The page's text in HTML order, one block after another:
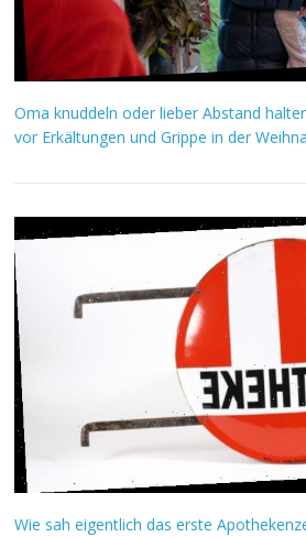
Oma knuddeln oder lieber Abstand
vor Erkältungen und Grippe in der
Wie sah eigentlich das erste